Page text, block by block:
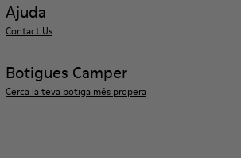
Ajuda
Contact Us
Botigues Camper
Cerca la teva botiga més propera